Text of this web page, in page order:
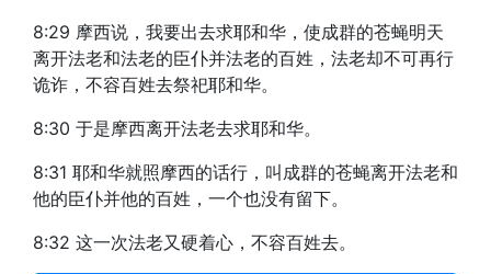
8:29 摩西说，我要出去求耶和华，使成群的苍蝇明天
离开法老和法老的臣仆并法老的百姓，法老却不可再行
诡诈，不容百姓去祭祀耶和华。
8:30 于是摩西离开法老去求耶和华。
8:31 耶和华就照摩西的话行，叫成群的苍蝇离开法老和
他的臣仆并他的百姓，一个也没有留下。
8:32 这一次法老又硬着心，不容百姓去。